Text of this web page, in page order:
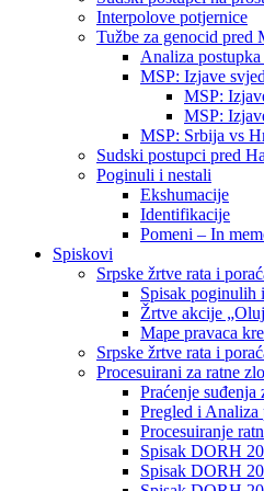
Interpolove potjernice
Tužbe za genocid pred
Analiza
MSP: Izjave
MSP:
MSP:
MSP: Srbija vs
Sudski postupci pred
Poginuli i nestali
Ekshumacije
Identifikacije
Pomeni – In
Spiskovi
Srpske žrtve rata i
Spisak poginulih
Žrtve akcije
Mape pravaca
Srpske žrtve rata i
Procesuirani za ratne
Praćenje
Pregled i
Procesuiranje
Spisak DORH
Spisak DORH